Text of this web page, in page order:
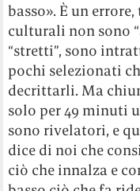
basso». È un
culturali non sono
“stretti”, sono
pochi selezionati
decrittarli. Ma
solo per 49 minuti
sono rivelatori, e
dice di noi che
ciò che innalza e